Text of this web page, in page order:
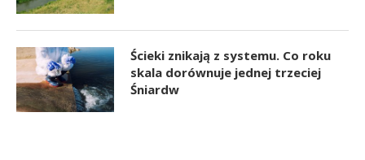
Ścieki znikają z systemu. Co roku
skala dorównuje jednej trzeciej
Śniardw